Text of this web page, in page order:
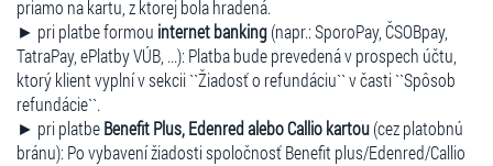
priamo na kartu, z ktorej bola hradená.
► pri platbe formou internet banking(napr.: SporoPay, ČSOBpay,
TatraPay, ePlatby VÚB, ...): Platba bude prevedená v prospech účtu,
ktorý klient vyplní v sekcii ``Žiadosť o refundáciu`` v časti ``Spôsob
refundácie``.
► pri platbeBenefit Plus, Edenred alebo Callio kartou(cez platobnú
bránu): Po vybavení žiadosti spoločnosť Benefit plus/Edenred/Callio